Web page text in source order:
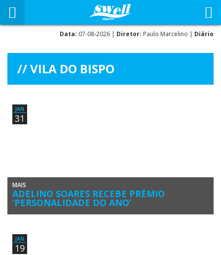
Data: 07-08-2026 | Diretor: Paulo Marcelino | Diário
VILA DO BISPO
JAN
31
MAIS
ADELINO SOARES RECEBE PRÉMIO
‘PERSONALIDADE DO ANO’
O presidente da Câmara Municipal de Vila do Bispo, Adelino Soares,
JAN
19